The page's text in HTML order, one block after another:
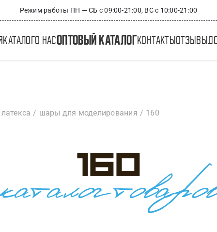
Режим работы ПН — СБ с 09:00-21:00, ВС с 10:00-21:00
каталого насоптовый каталогконтакты отзывы
шары для моделирования 160
160